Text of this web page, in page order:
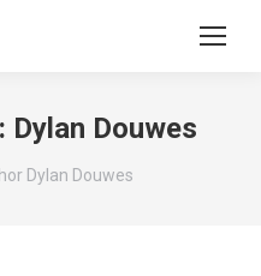
Dylan Douwes
Dylan Douwes